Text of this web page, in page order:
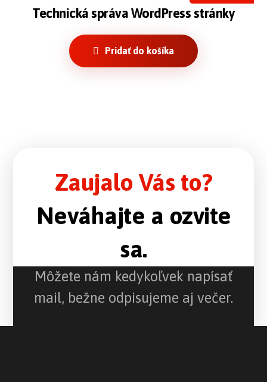
Technická správa WordPress stránky
Pridať do košíka
Zaujalo Vás to?
Neváhajte a ozvite
sa.
Môžete nám kedykoľvek napísať
mail, bežne odpisujeme aj večer.